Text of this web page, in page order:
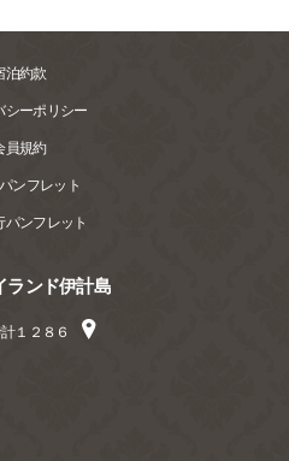
泊約款
シーポリシー
員規約
ンフレット
パンフレット
ンド伊計島
１２８６